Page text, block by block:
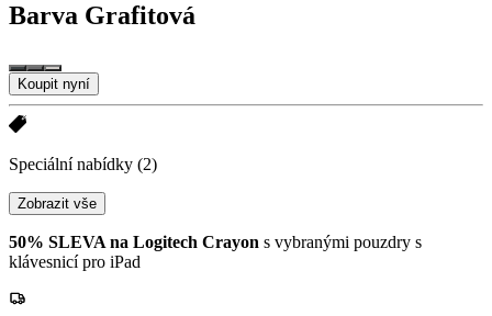
Barva Grafitová
Koupit nyní
Speciální nabídky (2)
Zobrazit vše
50% SLEVA na Logitech Crayon s vybranými pouzdry s
klávesnicí pro iPad